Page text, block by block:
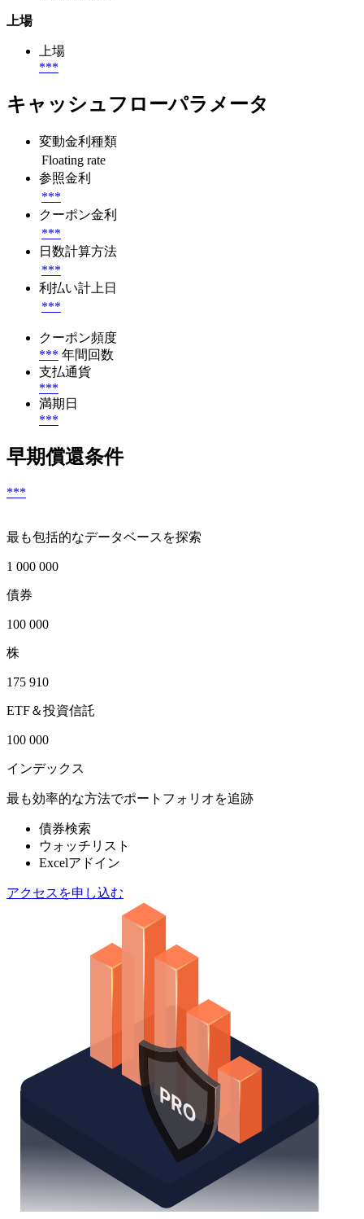
上場
上場
***
キャッシュフローパラメータ
変動金利種類
Floating rate
参照金利
***
クーポン金利
***
日数計算方法
***
利払い計上日
***
クーポン頻度
*** 年間回数
支払通貨
***
満期日
***
早期償還条件
***
最も包括的なデータベースを探索
1 000 000
債券
100 000
株
175 910
ETF＆投資信託
100 000
インデックス
最も効率的な方法でポートフォリオを追跡
債券検索
ウォッチリスト
Excelアドイン
アクセスを申し込む